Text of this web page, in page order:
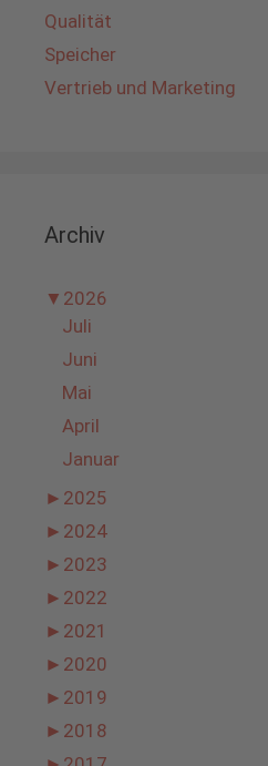
Qualität
Speicher
Vertrieb und Marketing
Archiv
▼ 2026
Juli
Juni
Mai
April
Januar
► 2025
► 2024
► 2023
► 2022
► 2021
► 2020
► 2019
► 2018